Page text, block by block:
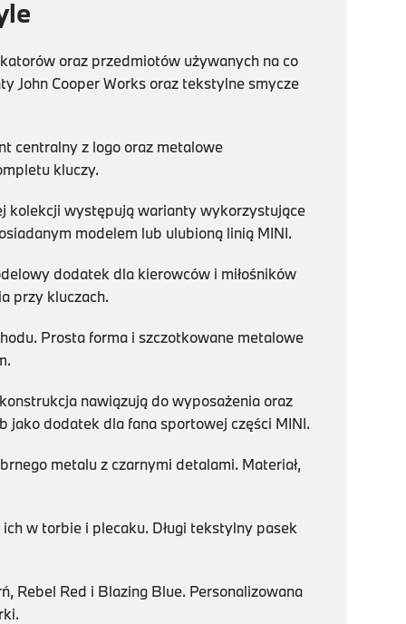
oraz przedmiotów używanych na co
John Cooper Works oraz tekstylne smycze
centralny z logo oraz metalowe
kluczy.
kolekcji występują warianty wykorzystujące
modelem lub ulubioną linią MINI.
dodatek dla kierowców i miłośników
przy kluczach.
Prosta forma i szczotkowane metalowe
nawiązują do wyposażenia oraz
jako dodatek dla fana sportowej części MINI.
metalu z czarnymi detalami. Materiał,
w torbie i plecaku. Długi tekstylny pasek
Rebel Red i Blazing Blue. Personalizowana